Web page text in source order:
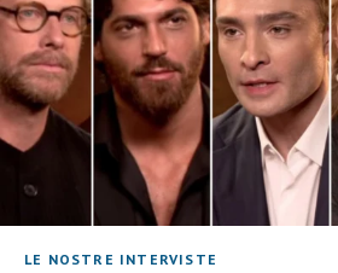
LE NOSTRE INTERVISTE